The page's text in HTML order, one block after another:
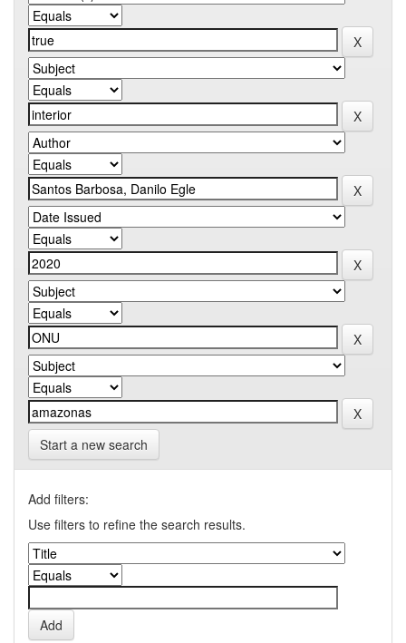
Start a new search
Add filters:
Use filters to refine the search results.